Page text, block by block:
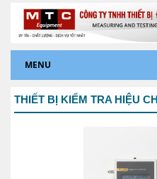
MENU
THIẾT BỊ KIỂM TRA HIỆU